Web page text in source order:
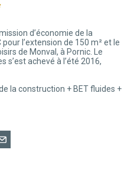
d’économie de la
l’extension de 150 m² et le
de Monval, à Pornic. Le
s’est achevé à l’été 2016,
la construction + BET fluides +